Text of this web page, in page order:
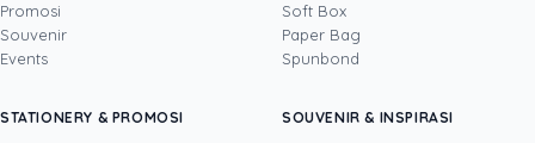
DITULIS OLEH
· Cofounder
Uprint.id, pakar dengan pengalaman lebih dari
Promosi
Souvenir
Events
Soft Box
Paper Bag
Spunbond
STATIONERY & PROMOSI SOUVENIR & INSPIRASI